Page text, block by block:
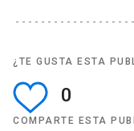
¿TE GUSTA ESTA
0
COMPARTE ESTA